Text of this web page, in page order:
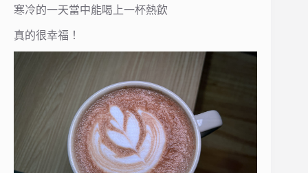
寒冷的一天當中能喝上一杯熱飲
真的很幸福！